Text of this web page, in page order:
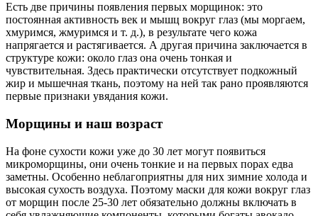
Есть две причины появления первых морщинок: это
постоянная активность век и мышц вокруг глаз (мы моргаем,
хмуримся, жмуримся и т. д.), в результате чего кожа
напрягается и растягивается. А другая причина заключается в
структуре кожи: около глаз она очень тонкая и
чувствительная. Здесь практически отсутствует подкожный
жир и мышечная ткань, поэтому на ней так рано проявляются
первые признаки увядания кожи.
Морщины и наш возраст
На фоне сухости кожи уже до 30 лет могут появиться
микроморщины, они очень тонкие и на первых порах едва
заметны. Особенно неблагоприятны для них зимние холода и
высокая сухость воздуха. Поэтому маски для кожи вокруг глаз
от морщин после 25-30 лет обязательно должны включать в